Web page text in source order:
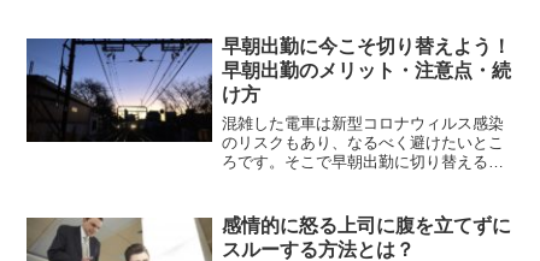
いのでしょうか？何度も注意される悪い
報連相と合わせて考えてみましょう。
早朝出勤に今こそ切り替えよう！
早朝出勤のメリット・注意点・続
け方
混雑した電車は新型コロナウィルス感染
のリスクもあり、なるべく避けたいとこ
ろです。そこで早朝出勤に切り替えるこ
トが期待できます。早朝出勤のメリッ
ト・注意点・続け方についても詳しく紹
感情的に怒る上司に腹を立てずに
スルーする方法とは？